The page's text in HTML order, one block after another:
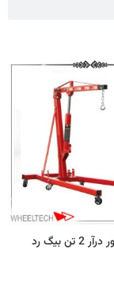
تن بیگ رد